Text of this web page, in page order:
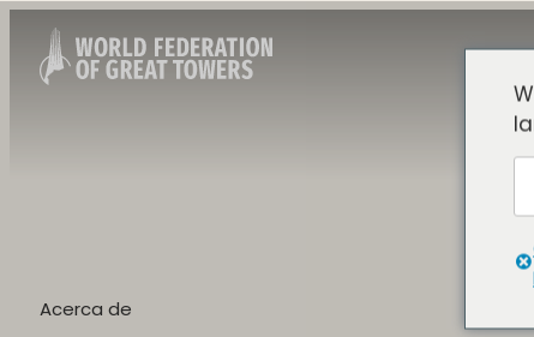
Acerca de